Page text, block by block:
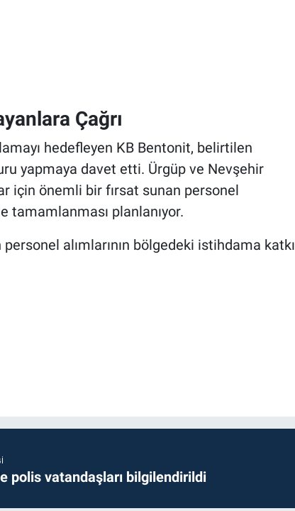
Çağrı
hedefleyen KB Bentonit, belirtilen
yapmaya davet etti. Ürgüp ve Nevşehir
için önemli bir fırsat sunan personel
tamamlanması planlanıyor.
alımlarının bölgedeki istihdama katkı
polis vatandaşları bilgilendirildi